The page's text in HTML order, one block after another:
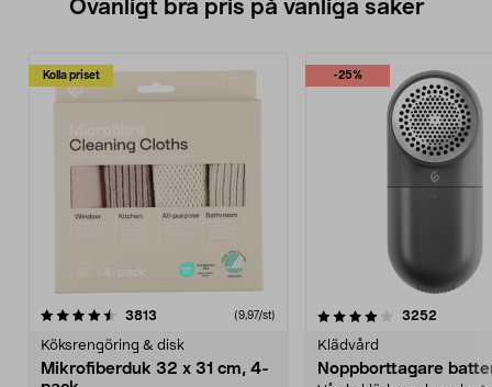
Ovanligt bra pris på vanliga saker
Kolla priset
3813 (9,97/st)
Köksrengöring & disk
Mikrofiberduk 32 x 31 cm, 4-
-25%
4.0av 5 stjärnor 3252
Klädvård
Noppborttagare
4.5av 5 stjärnor